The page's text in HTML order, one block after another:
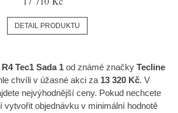
DETAIL PRODUKTU
Tec1 Sada 1 od známé značky Tecline
chvíli v úžasné akci za 13 320 Kč. V
nejvýhodnější ceny. Pokud nechcete
vytvořit objednávku v minimální hodnotě